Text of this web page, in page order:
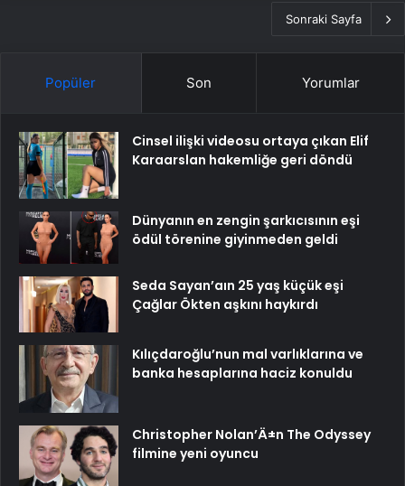
Sonraki Sayfa
Popüler Son Yorumlar
Cinsel ilişki videosu ortaya çıkan Elif
Karaarslan hakemliğe geri döndü
Dünyanın en zengin şarkıcısının eşi
ödül törenine giyinmeden geldi
Seda Sayan’aın 25 yaş küçük eşi
Çağlar Ökten aşkını haykırdı
Kılıçdaroğlu’nun mal varlıklarına ve
banka hesaplarına haciz konuldu
Christopher Nolan’Ä±n The Odyssey
filmine yeni oyuncu